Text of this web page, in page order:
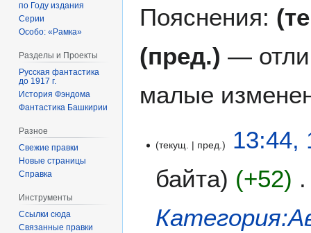
Пояснения:
(пред.) —
малые
текущ. пред.
13:44,
байта
+52
по Году издания
Серии
Особо: «Рамка»
Разделы и Проекты
Русская фантастика
до 1917 г.
История Фэндома
Фантастика Башкирии
Разное
Свежие правки
Новые страницы
Справка
Инструменты
Ссылки сюда
Связанные правки